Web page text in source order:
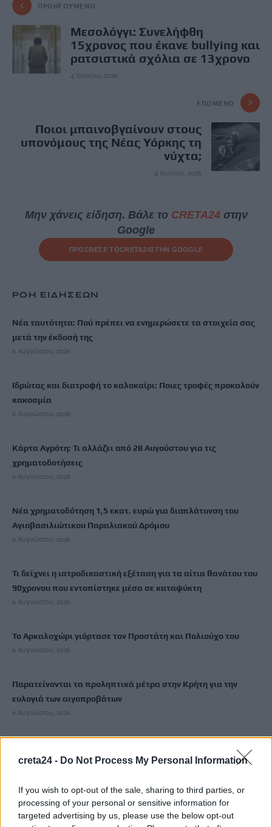
creta24 - Do Not Process My Personal Information
If you wish to opt-out of the sale, sharing to third parties, or
processing of your personal or sensitive information for
targeted advertising by us, please use the below opt-out
ΠΡΟΗΓΟΎΜΕΝΟ
Μεσολόγγι: Συνελήφθη
15χρονος που έκανε bullying και
ρατσιστικά σχόλια σε 13χρονο
4 Ιουνίου, 2026
ΕΠΌΜΕΝΟ
Ποιοι μπαινοβγαίνουν στους
υπονόμους της Νέας Υόρκης τη
νύχτα;
4 Ιουνίου, 2026
Μην χάνεις είδηση. Βάλε το CRETA24στην
Google
ΠΡΟΣΘΕΣΕ ΤΟCRETA24ΣΤΗΝ GOOGLE
ΡΟΗ ΕΙΔΗΣΕΩΝ
Νέα ταυτότητα: Πού πρέπει να ενημερώσετε τα στοιχεία σας
μετά την έκδοσή της
6 Αυγούστου, 2026
Ιδρώτας και διατροφή το καλοκαίρι: Ποιες τροφές προκαλούν
κακοσμία
6 Αυγούστου, 2026
Κάρτα Αγρότη: Τι αλλάζει από 28 Αυγούστου για τις
χρηματοδοτήσεις
6 Αυγούστου, 2026
Νέα χρηματοδότηση 1,5 εκατ. ευρώ για διαπλάτυνση του
Αγιοβασιλιώτικου Παραλιακού Δρόμου
6 Αυγούστου, 2026
Τι δείχνει η ιατροδικαστική εξέταση για τα αίτια θανάτου του
90χρονου που εντοπίστηκε μέσα σε καταψύκτη
6 Αυγούστου, 2026
Το Αρκαλοχώρι γιόρτασε τον Προστάτη και Πολιούχο του
6 Αυγούστου, 2026
Παρατείνονται τα προληπτικά μέτρα στην Κρήτη για την
ευλογιά των αιγοπροβάτων
6 Αυγούστου, 2026
6 Αυγούστου, 2026
ΟΠΕΚΑ: Νέα πληρωμή στις 7 Αυγούστου για τρίτεκνες και
πολύτεκνες οικογένειες
6 Αυγούστου, 2026